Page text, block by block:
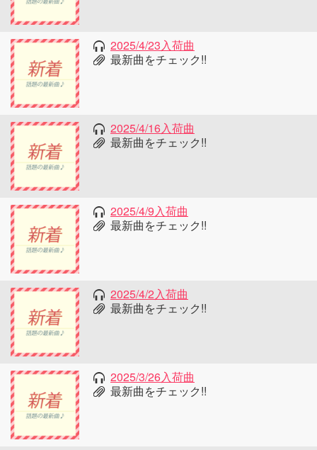
2025/4/23入荷曲
最新曲をチェック!!
2025/4/16入荷曲
最新曲をチェック!!
2025/4/9入荷曲
最新曲をチェック!!
2025/4/2入荷曲
最新曲をチェック!!
2025/3/26入荷曲
最新曲をチェック!!